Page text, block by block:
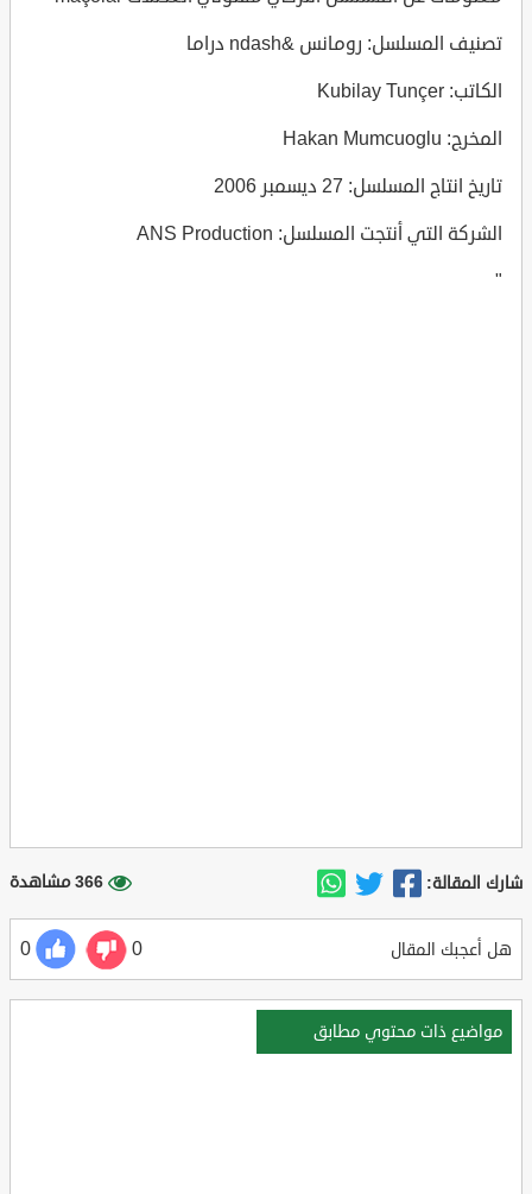
تصنيف المسلسل: رومانس &ndash دراما
الكاتب: Kubilay Tunçer
المخرج: Hakan Mumcuoglu
تاريخ انتاج المسلسل: 27 ديسمبر 2006
الشركة التي أنتجت المسلسل: ANS Production
"
شارك المقالة: 366 مشاهدة
هل أعجبك المقال 0
0
مواضيع ذات محتوي مطابق